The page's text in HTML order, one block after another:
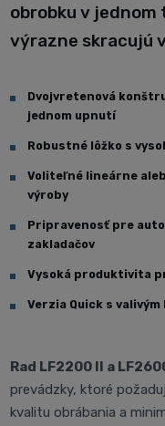
obrobku v
výrazne skracujú
Dvojvretenová
jednom upnutí
Robustné lôžko s
Voliteľné lineárne
výroby
Pripravenosť pre
zakladačov
Vysoká produktivita
Verzia Quick s
Rad LF2200 II a
prevádzky, ktoré
kvalitu obrábania a